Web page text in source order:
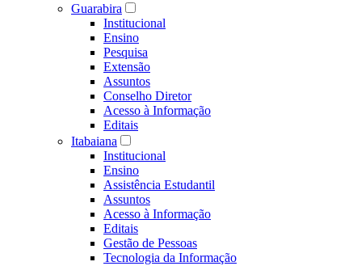
Guarabira
Institucional
Ensino
Pesquisa
Extensão
Assuntos
Conselho Diretor
Acesso à Informação
Editais
Itabaiana
Institucional
Ensino
Assistência Estudantil
Assuntos
Acesso à Informação
Editais
Gestão de Pessoas
Tecnologia da Informação